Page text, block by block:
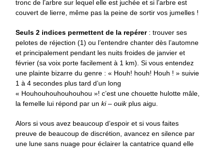
tronc de l’arbre sur lequel elle est juchée et si l’arbre est
couvert de lierre, même pas la peine de sortir vos jumelles !
Seuls 2 indices permettent de la repérer: trouver ses
pelotes de réjection (1) ou l’entendre chanter dès l’automne
et principalement pendant les nuits froides de janvier et
février (sa voix porte facilement à 1 km). Si vous entendez
une plainte bizarre du genre : « Houh! houh! Houh ! » suivie
1 à 4 secondes plus tard d’un long
« Houhouhouhouhouhou »! c’est une chouette hulotte mâle,
la femelle lui répond par unki – ouik plus aigu.
Alors si vous avez beaucoup d’espoir et si vous faites
preuve de beaucoup de discrétion, avancez en silence par
une lune sans nuage pour éclairer la cantatrice quand elle